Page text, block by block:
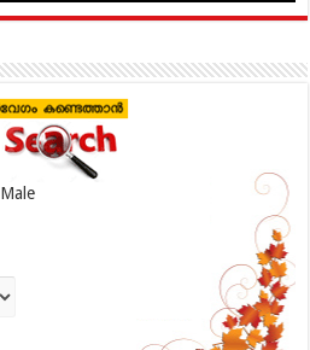
Male